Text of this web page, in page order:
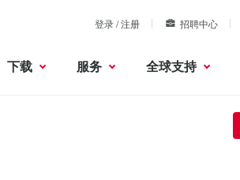
登录 / 注册 招聘中心
下载 服务 全球支持